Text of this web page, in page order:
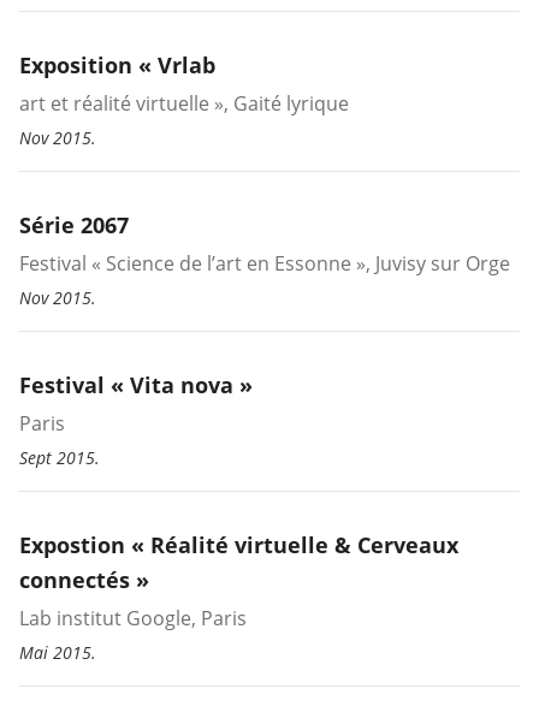
Exposition « Vrlab
art et réalité virtuelle », Gaité lyrique
Nov 2015.
Série 2067
Festival « Science de l’art en Essonne », Juvisy sur Orge
Nov 2015.
Festival « Vita nova »
Paris
Sept 2015.
Expostion « Réalité virtuelle & Cerveaux
connectés »
Lab institut Google, Paris
Mai 2015.